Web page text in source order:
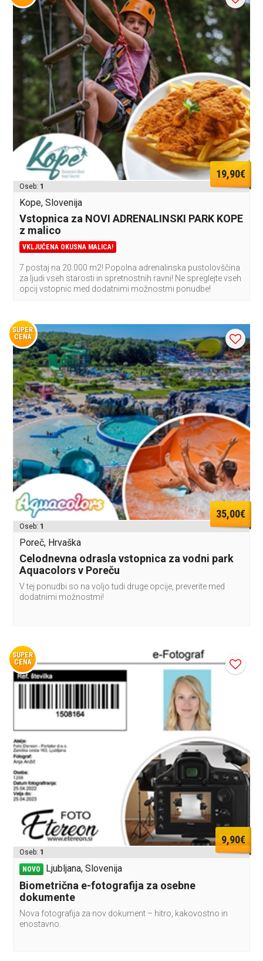
19,90€
Oseb: 1
Kope, Slovenija
Vstopnica za NOVI ADRENALINSKI PARK KOPE
z malico
VKLJUČENA OKUSNA MALICA!
7 postaj na 20.000 m2! Popolna adrenalinska pustolovščina
za ljudi vseh starosti in spretnostnih ravni! Ne spreglejte vseh
opcij vstopnic med dodatnimi možnostmi ponudbe!
SUPER
CENA
35,00€
Oseb: 1
Poreč, Hrvaška
Celodnevna odrasla vstopnica za vodni park
Aquacolors v Poreču
V tej ponudbi so na voljo tudi druge opcije, preverite med
dodatnimi možnostmi!
SUPER
CENA
9,90€
Oseb: 1
NOVO Ljubljana, Slovenija
Biometrična e-fotografija za osebne
dokumente
Nova fotografija za nov dokument – hitro, kakovostno in
enostavno.